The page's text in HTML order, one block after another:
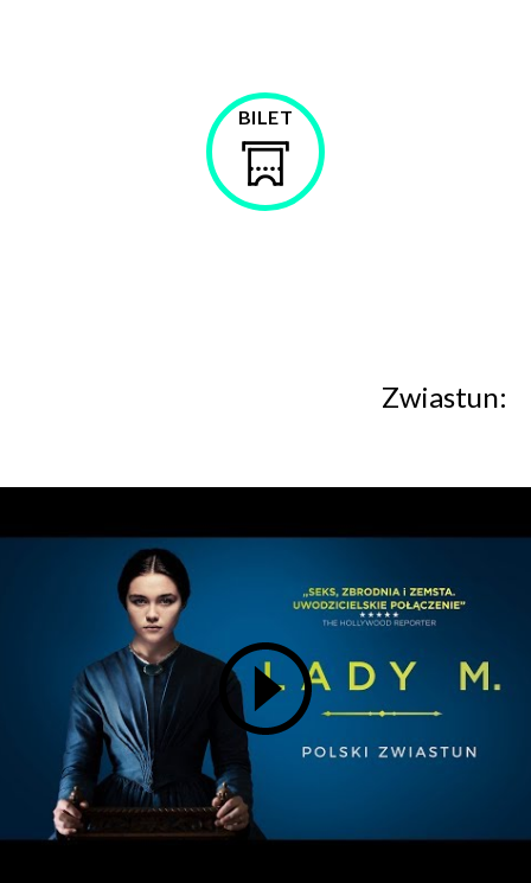
WYŚLIJ
Kup
bilet
BILET
Zwiastun: